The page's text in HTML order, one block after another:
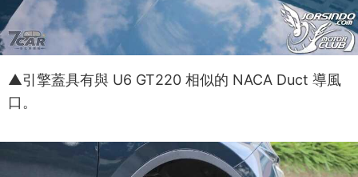
▲引擎蓋具有與 U6 GT220 相似的 NACA Duct 導風
口。